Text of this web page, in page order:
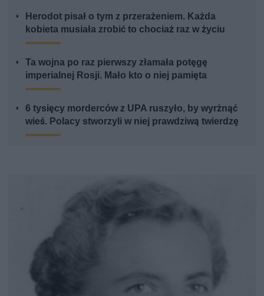
Herodot pisał o tym z przerażeniem. Każda
kobieta musiała zrobić to chociaż raz w życiu
Ta wojna po raz pierwszy złamała potęgę
imperialnej Rosji. Mało kto o niej pamięta
6 tysięcy morderców z UPA ruszyło, by wyrżnąć
wieś. Polacy stworzyli w niej prawdziwą twierdzę